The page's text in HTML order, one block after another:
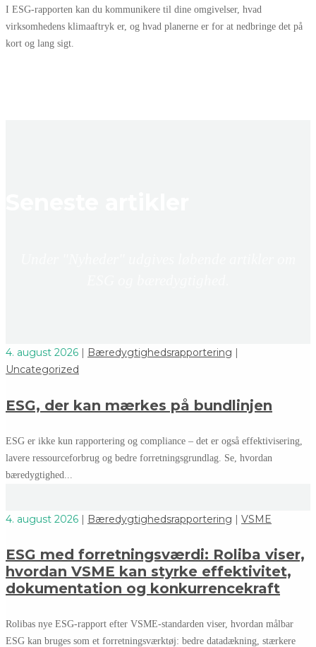
I ESG-rapporten kan du kommunikere til dine omgivelser, hvad
virksomhedens klimaaftryk er, og hvad planerne er for at nedbringe det på
kort og lang sigt.
4. august 2026 Bæredygtighedsrapportering
Uncategorized
ESG, der kan mærkes på bundlinjen
ESG er ikke kun rapportering og compliance – det er også effektivisering,
lavere ressourceforbrug og bedre forretningsgrundlag. Se, hvordan
bæredygtighed...
4. august 2026 | Bæredygtighedsrapportering | VSME
ESG med forretningsværdi: Roliba viser,
hvordan VSME kan styrke effektivitet,
dokumentation og konkurrencekraft
Rolibas nye ESG-rapport efter VSME-standarden viser, hvordan målbar
ESG kan bruges som et forretningsværktøj: bedre datadækning, stærkere